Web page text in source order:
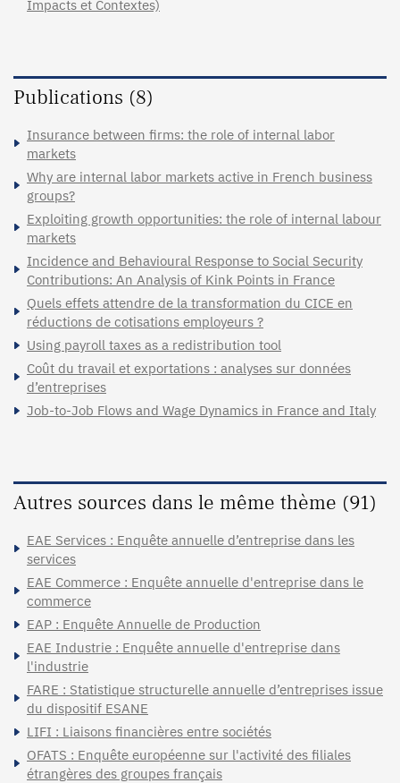
Impacts et Contextes)
Publications (8)
Insurance between firms: the role of internal labor
markets
Why are internal labor markets active in French business
groups?
Exploiting growth opportunities: the role of internal labour
markets
Incidence and Behavioural Response to Social Security
Contributions: An Analysis of Kink Points in France
Quels effets attendre de la transformation du CICE en
réductions de cotisations employeurs ?
Using payroll taxes as a redistribution tool
Coût du travail et exportations : analyses sur données
d’entreprises
Job-to-Job Flows and Wage Dynamics in France and Italy
Autres sources dans le même thème (91)
EAE Services : Enquête annuelle d’entreprise dans les
services
EAE Commerce : Enquête annuelle d'entreprise dans le
commerce
EAP : Enquête Annuelle de Production
EAE Industrie : Enquête annuelle d'entreprise dans
l'industrie
FARE : Statistique structurelle annuelle d’entreprises issue
du dispositif ESANE
LIFI : Liaisons financières entre sociétés
OFATS : Enquête européenne sur l'activité des filiales
étrangères des groupes français